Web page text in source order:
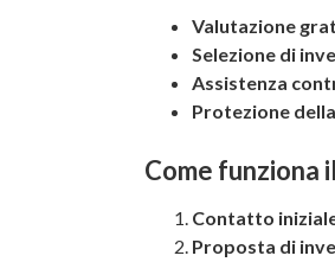
Valutazione
Selezione di
Assistenza
Protezione
Come
Contatto
Proposta di